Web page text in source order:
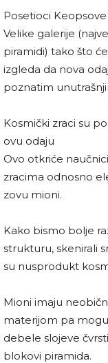
Posetioci
Velike galerije
piramidi) tako što
izgleda da nova
poznatim
Kosmički zraci su
ovu odaju
Ovo otkriće
zracima odnosno
zovu mioni.
Kako bismo bolje
strukturu, skenirali
su nusprodukt
Mioni imaju
materijom pa
debele slojeve
blokovi piramida.